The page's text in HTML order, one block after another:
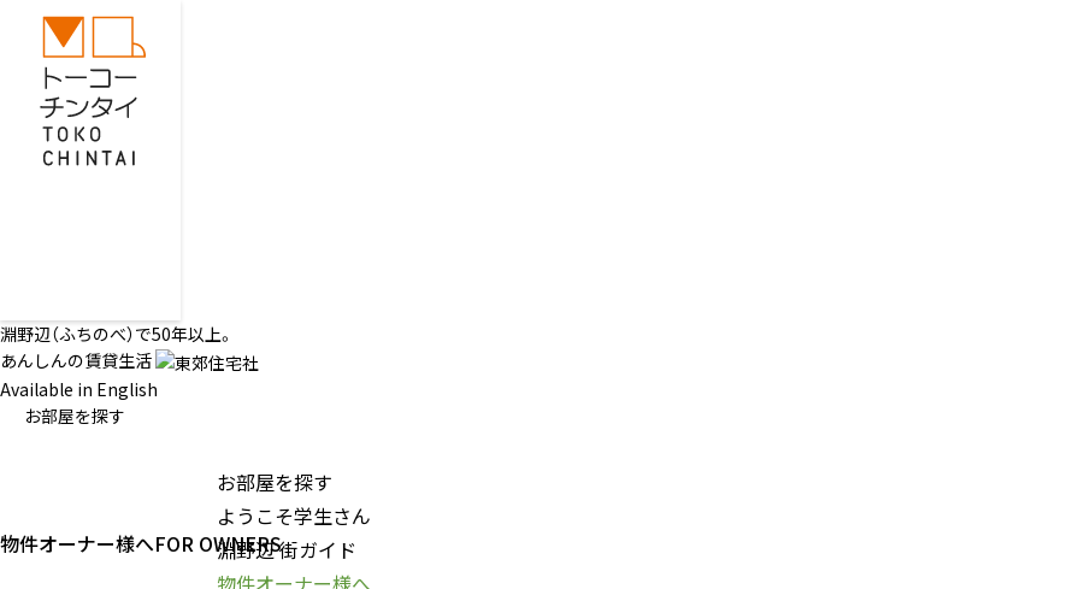
淵野辺（ふちのべ）で50年以上。
あんしんの賃貸生活
Available in English
お部屋を探す
お部屋を探す
ようこそ学生さん
淵野辺 街ガイド
物件オーナー様へFOR OWNERS